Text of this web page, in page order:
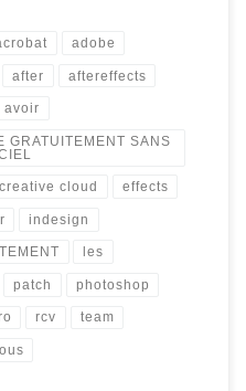
adobe
after aftereffects
avoir
GRATUITEMENT SANS
creative cloud effects
indesign
les
patch photoshop
rcv team